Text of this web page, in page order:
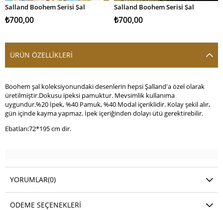
SEPETE EKLE
Salland Boohem Serisi Şal
₺700,00
SEPETE EKLE
Salland Boohem Serisi Şal
₺700,00
ÜRÜN ÖZELLIKLERI
Boohem şal koleksiyonundaki desenlerin hepsi Şalland'a özel olarak
üretilmiştir.Dokusu ipeksi pamuktur. Mevsimlik kullanıma
uygundur.%20 İpek, %40 Pamuk, %40 Modal içeriklidir. Kolay şekil alır,
gün içinde kayma yapmaz. İpek içeriğinden dolayı ütü gerektirebilir.
Ebatları:72*195 cm dir.
YORUMLAR(0)
ÖDEME SEÇENEKLERI